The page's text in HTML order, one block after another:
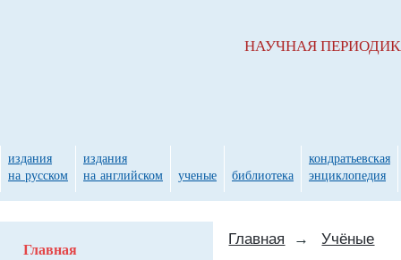
Главная → Учёные
Главная
НАУЧНАЯ
издания
на русском
издания
на английском
ученые библиотека
кондратьевская
энциклопедия